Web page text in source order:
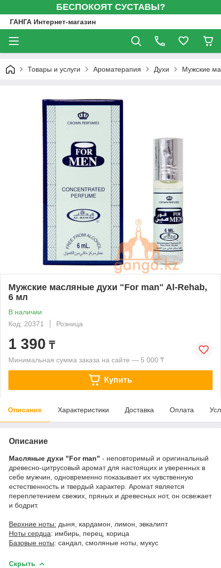
БЕСПОКОЯТ СУСТАВЫ?
ГАНГА Интернет-магазин
Товары и услуги Ароматерапия Духи Мужские
Мужские масляные духи "For man" Al-Rehab,
6 мл
В наличии
Код: 20371
Розница
1 390 ₸
Минимальная сумма заказа на сайте — 5 000 ₸
Купить
Описание Характеристики Доставка Оплата
Описание
Масляные духи "For man" - неповторимый и оригинальный
древесно-цитрусовый аромат для настоящих и уверенных в
себе мужчин, одновременно показывает их чувственную
естественность и твердый характер. Аромат является
переплетением свежих, пряных и древесных нот, он освежает
и бодрит.
Верхние ноты: дыня, кардамон, лимон, эвкалипт
Ноты сердца: имбирь, перец, корица
Базовые ноты: сандал, смоляные ноты, мукус
Скрыть